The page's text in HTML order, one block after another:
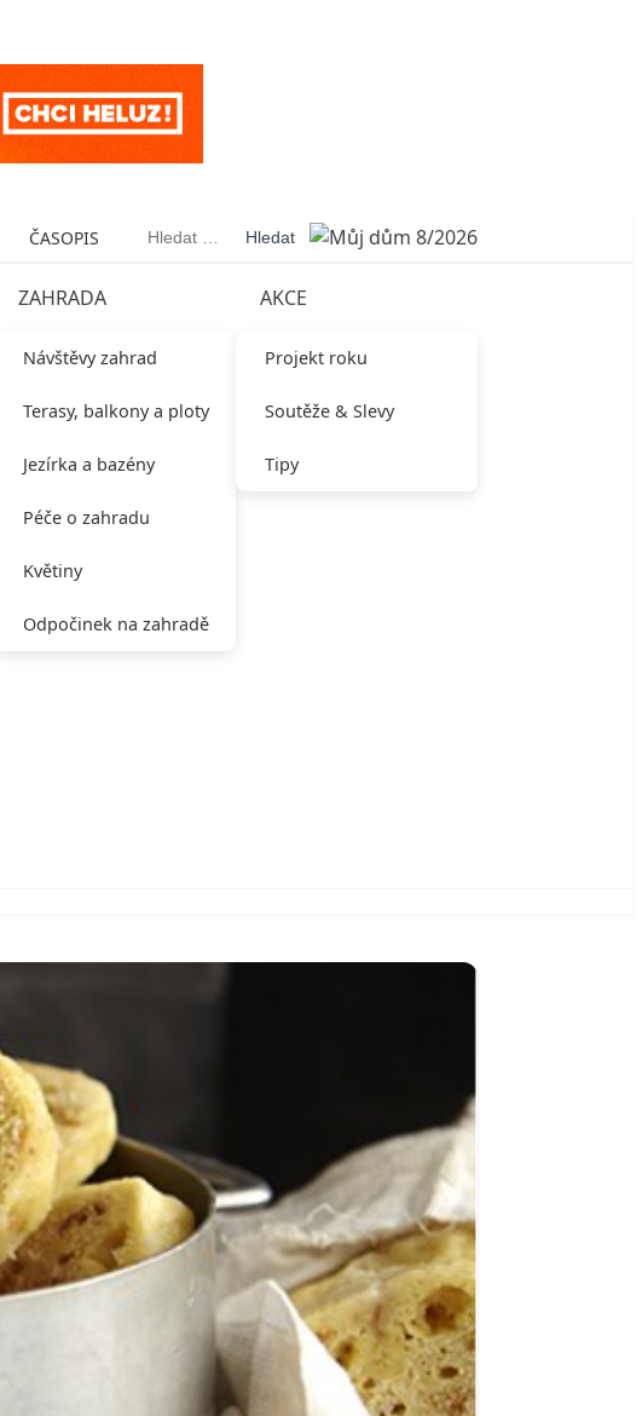
ČASOPIS Vyhledávání
ZAHRADA
Návštěvy zahrad
Terasy, balkony a ploty
Jezírka a bazény
Péče o zahradu
Květiny
Odpočinek na zahradě
AKCE
Projekt roku
Soutěže & Slevy
Tipy